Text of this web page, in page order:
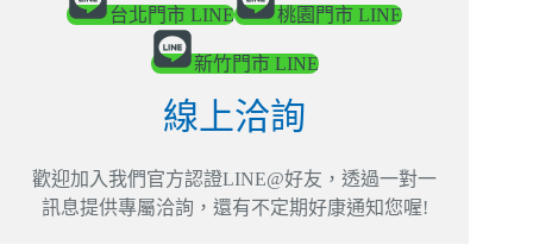
台北門市 LINE 桃園門市 LINE
新竹門市 LINE
線上洽詢
歡迎加入我們官方認證LINE@好友，透過一對一
訊息提供專屬洽詢，還有不定期好康通知您喔!